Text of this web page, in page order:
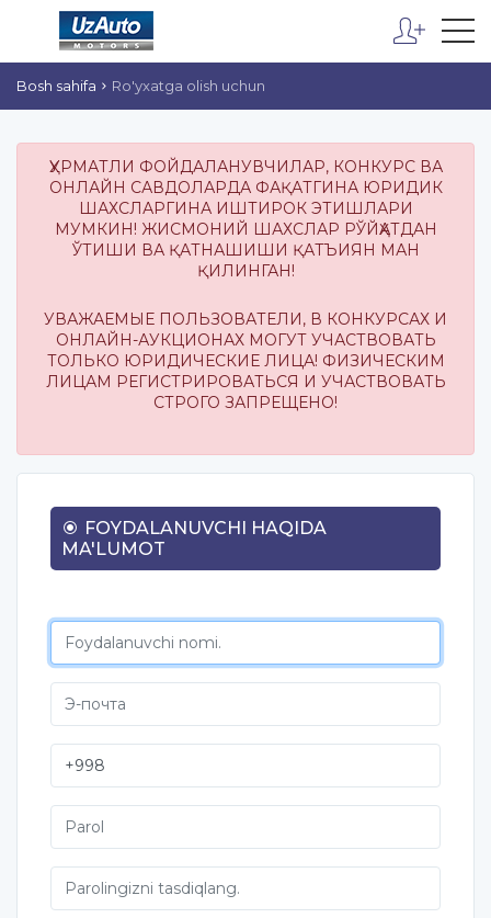
Bosh sahifa Ro'yxatga olish uchun
ҲУРМАТЛИ ФОЙДАЛАНУВЧИЛАР, КОНКУРС ВА
ОНЛАЙН САВДОЛАРДА ФАҚАТГИНА ЮРИДИК
ШАХСЛАРГИНА ИШТИРОК ЭТИШЛАРИ
МУМКИН! ЖИСМОНИЙ ШАХСЛАР РЎЙҲАТДАН
ЎТИШИ ВА ҚАТНАШИШИ ҚАТЪИЯН МАН
ҚИЛИНГАН!
УВАЖАЕМЫЕ ПОЛЬЗОВАТЕЛИ, В КОНКУРСАХ И
ОНЛАЙН-АУКЦИОНАХ МОГУТ УЧАСТВОВАТЬ
ТОЛЬКО ЮРИДИЧЕСКИЕ ЛИЦА! ФИЗИЧЕСКИМ
ЛИЦАМ РЕГИСТРИРОВАТЬСЯ И УЧАСТВОВАТЬ
СТРОГО ЗАПРЕЩЕНО!
FOYDALANUVCHI HAQIDA
MA'LUMOT